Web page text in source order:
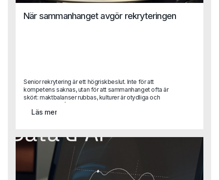
När sammanhanget avgör rekryteringen
Senior rekrytering är ett högriskbeslut. Inte för att
kompetens saknas, utan för att sammanhanget ofta är
skört: maktbalanser rubbas, kulturer är otydliga och
konkreta lärdomar från uppdrag där employer branding,
sekundära.
Läs mer